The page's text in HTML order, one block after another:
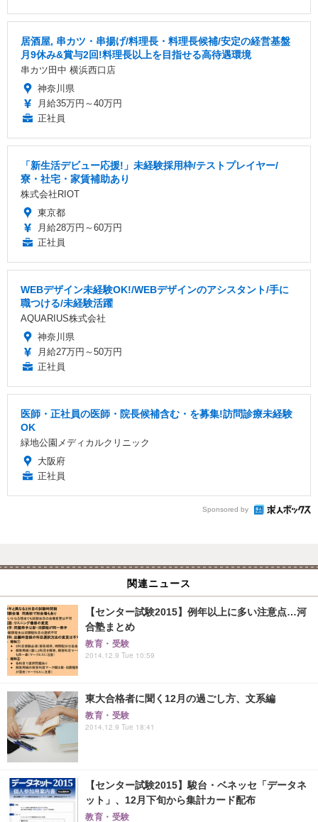
居酒屋, 串カツ・串揚げ/料理長・料理長候補/安定の経営基盤
月9休み&賞与2回!料理長以上を目指せる高待遇環境
串カツ田中 横浜西口店
神奈川県
月給35万円～40万円
正社員
「新生活デビュー応援!」未経験採用枠/テストプレイヤー/
寮・社宅・家賃補助あり
株式会社RIOT
東京都
月給28万円～60万円
正社員
WEBデザイン未経験OK!/WEBデザインのアシスタント/手に
職つける/未経験活躍
AQUARIUS株式会社
神奈川県
月給27万円～50万円
正社員
医師・正社員の医師・院長候補含む・を募集!訪問診療未経験
OK
緑地公園メディカルクリニック
大阪府
正社員
Sponsored by
関連ニュース
【センター試験2015】例年以上に多い注意点…河
合塾まとめ
教育・受験
2014.12.9 Tue 10:59
東大合格者に聞く12月の過ごし方、文系編
教育・受験
2014.12.9 Tue 18:41
【センター試験2015】駿台・ベネッセ「データネ
ット」、12月下旬から集計カード配布
教育・受験